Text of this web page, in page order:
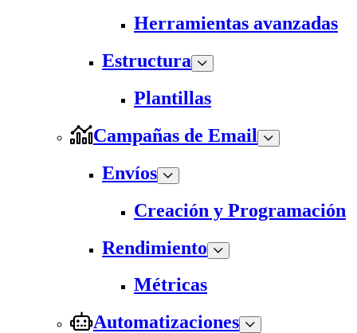
Herramientas avanzadas
Estructura
Plantillas
Campañas de Email
Envíos
Creación y Programación
Rendimiento
Métricas
Automatizaciones